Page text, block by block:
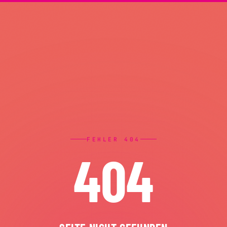
FEHLER 404
404